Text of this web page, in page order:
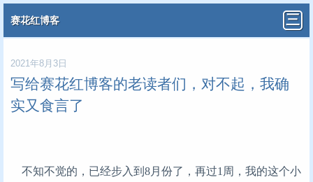
赛花红博客
2021年8月3日
写给赛花红博客的老读者们，对不起，我确
实又食言了
不知不觉的，已经步入到8月份了，再过1周，我的这个小